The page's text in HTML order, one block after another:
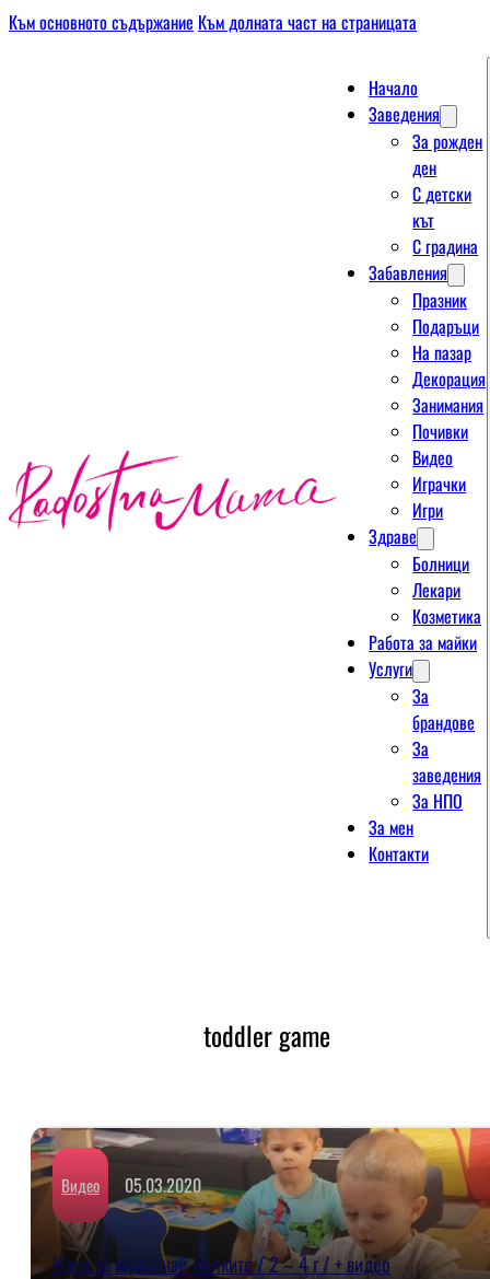
Към основното съдържание Към долната част на страницата
Начало
Заведения
За рожден
ден
С детски
кът
С градина
Забавления
Празник
Подаръци
На пазар
Декорация
Занимания
Почивки
Видео
Играчки
Игри
Здраве
Болници
Лекари
Козметика
Работа за майки
Услуги
За
брандове
За
заведения
За НПО
За мен
Контакти
toddler game
Видео 05.03.2020
Идея за игра с най-малките / 2 – 4 г / + видео